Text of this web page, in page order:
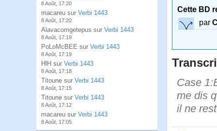
8 Août, 17:20
macareu sur Verbi 1443
8 Août, 17:20
Alavacomgetepus sur Verbi 1443
8 Août, 17:19
PoLoMcBEE sur Verbi 1443
8 Août, 17:19
HlH sur Verbi 1443
8 Août, 17:18
Titoune sur Verbi 1443
8 Août, 17:15
Titoune sur Verbi 1443
8 Août, 17:12
macareu sur Verbi 1443
8 Août, 17:05
Cette BD
par
Case
me dis
il ne